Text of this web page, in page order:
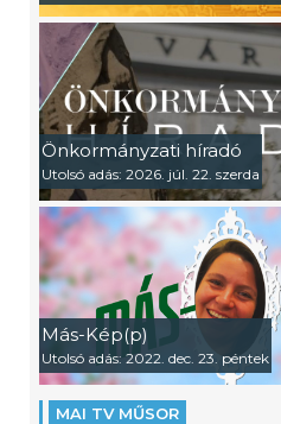
Önkormányzati híradó
Utolsó adás: 2026. júl. 22. szerda
Más-Kép(p)
Utolsó adás: 2022. dec. 23. péntek
MAI TV MŰSOR